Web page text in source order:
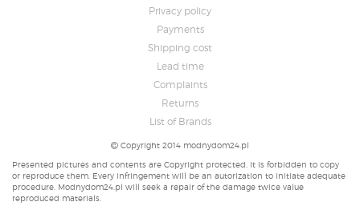
Privacy policy
Payments
Shipping cost
Lead time
Complaints
Returns
List of Brands
Copyright 2014 modnydom24.pl
Presented pictures and contents are Copyright protected. It is forbidden to copy
or reproduce them. Every infringement will be an autorization to initiate adequate
procedure. Modnydom24.pl will seek a repair of the damage twice value
reproduced materials.